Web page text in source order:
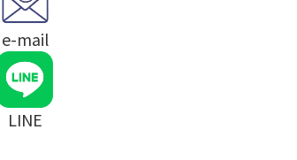
e-mail
LINE